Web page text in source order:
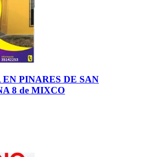
PINARES DE SAN
8 de MIXCO